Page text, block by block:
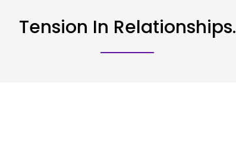
Tension In Relationships.